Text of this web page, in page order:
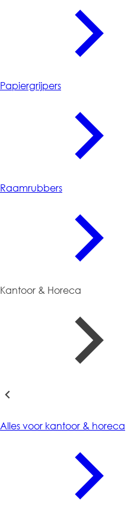
Papiergrijpers
Raamrubbers
Kantoor & Horeca
Alles voor kantoor & horeca